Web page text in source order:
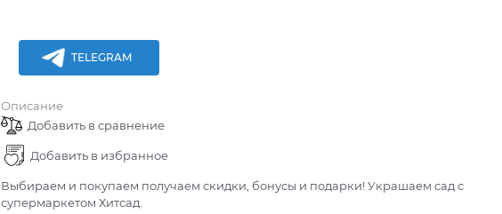
TELEGRAM
Описание
Добавить в сравнение
Добавить в избранное
Выбираем и покупаем получаем скидки, бонусы и подарки! Украшаем сад с
супермаркетом Хитсад.